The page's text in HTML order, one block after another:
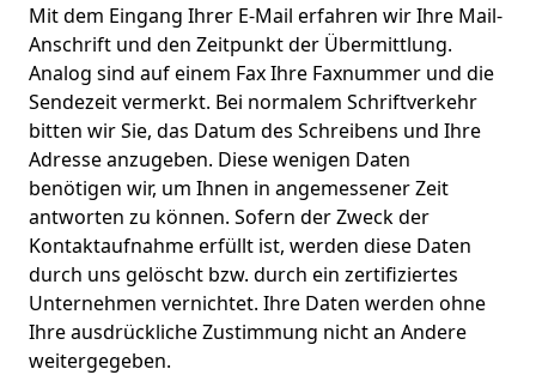
Mit dem Eingang Ihrer E-Mail erfahren wir Ihre Mail-
Anschrift und den Zeitpunkt der Übermittlung.
Analog sind auf einem Fax Ihre Faxnummer und die
Sendezeit vermerkt. Bei normalem Schriftverkehr
bitten wir Sie, das Datum des Schreibens und Ihre
Adresse anzugeben. Diese wenigen Daten
benötigen wir, um Ihnen in angemessener Zeit
antworten zu können. Sofern der Zweck der
Kontaktaufnahme erfüllt ist, werden diese Daten
durch uns gelöscht bzw. durch ein zertifiziertes
Unternehmen vernichtet. Ihre Daten werden ohne
Ihre ausdrückliche Zustimmung nicht an Andere
weitergegeben.